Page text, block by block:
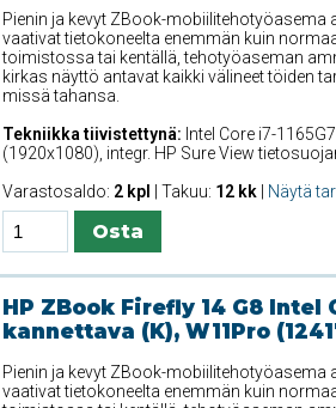
Pienin ja kevyt ZBook-mobiilitehotyöasema
vaativat tietokoneelta enemmän kuin
toimistossa tai kentällä, tehotyöaseman
kirkas näyttö antavat kaikki välineet töiden
missä tahansa.
Tekniikka tiivistettynä: Intel Core i7-
(1920x1080), integr. HP Sure View
Varastosaldo: 2 kpl | Takuu: 12 kk| Näytä
HP ZBook Firefly 14 G8 Intel
kannettava (K), W11Pro
Pienin ja kevyt ZBook-mobiilitehotyöasema
vaativat tietokoneelta enemmän kuin